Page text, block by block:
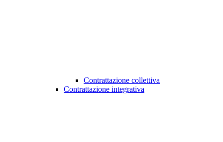
Contrattazione collettiva
Contrattazione integrativa